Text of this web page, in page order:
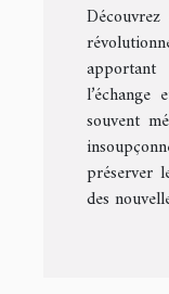
souvent
préserver
des